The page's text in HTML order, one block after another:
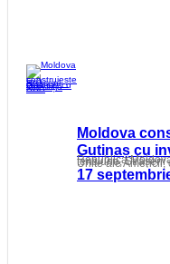
Moldova
Gutinaș cu
Republica Moldova va construi o nouă linie de înaltă
17